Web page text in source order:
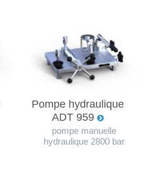
Pompe hydraulique
ADT 959
pompe manuelle
hydraulique 2800 bar